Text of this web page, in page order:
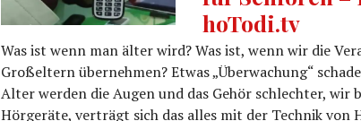
hoTodi.tv
Was ist wenn man älter wird? Was ist, wenn wir die
Großeltern übernehmen? Etwas „Überwachung“
Alter werden die Augen und das Gehör schlechter, wir
Hörgeräte, verträgt sich das alles mit der Technik von